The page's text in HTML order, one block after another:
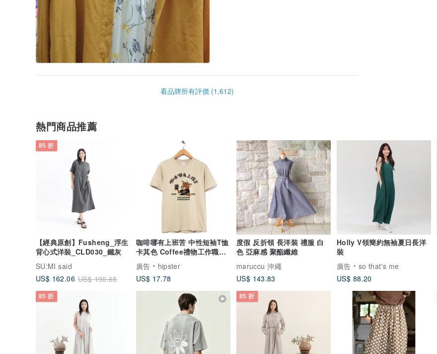
看品牌所有評價 (1,612)
熱門商品推薦
85 折
【經典原創】Fusheng_浮生
背心式洋裝_CLD030_鐵灰
SU:MI said
US$ 162.06 US$ 190.65
咖啡哪有上班苦 中性短袖T恤
卡其色 Coffee禮物工作職場
快速出貨
廣告
hipster
US$ 17.78
度假 反折領 長洋裝 禮服 白
色 亞麻感 聚酯纖維
maruccu 沖繩
US$ 143.83
Holly V領簡約無袖夏日長洋
裝
廣告
so that's me
US$ 88.20
85 折 85 折